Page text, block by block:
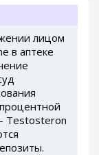
лицом
в аптеке
Testosteron